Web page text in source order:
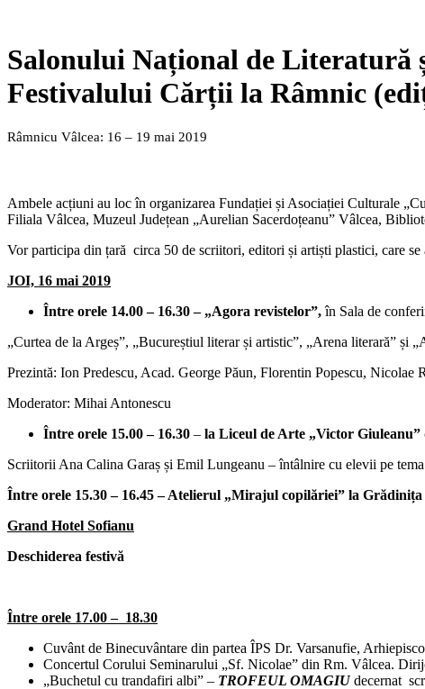
Salonului Național de Literatură
Festivalului Cărții la Râmnic
Râmnicu Vâlcea: 16 – 19 mai 2019
Ambele acțiuni au loc în organizarea Fundației și Asociației Culturale
Filiala Vâlcea, Muzeul Județean „Aurelian Sacerdoțeanu” Vâlcea,
Vor participa din țară circa 50 de scriitori, editori și artiști plastici, care
JOI, 16 mai 2019
Între orele 14.00 – 16.30 – „Agora revistelor”,în Sala de
„Curtea de la Argeș”, „Bucureștiul literar și artistic”, „Arena literară” și
Prezintă: Ion Predescu, Acad. George Păun, Florentin Popescu,
Moderator: Mihai Antonescu
Între orele 15.00 – 16.30 – la Liceul de Arte „Victor Giuleanu”
Scriitorii Ana Calina Garaș și Emil Lungeanu – întâlnire cu elevii pe
Între orele 15.30 – 16.45 – Atelierul „Mirajul copilăriei” la
Grand Hotel Sofianu
Deschiderea festivă
Între orele 17.00 – 18.30
Cuvânt de Binecuvântare din partea ÎPS Dr. Varsanufie,
Concertul Corului Seminarului „Sf. Nicolae” din Rm. Vâlcea.
„Buchetul cu trandafiri albi” – TROFEUL OMAGIUdecernat